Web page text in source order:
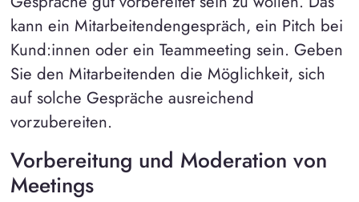
kann ein Mitarbeitendengespräch, ein Pitch bei
Kund:innen oder ein Teammeeting sein. Geben
Sie den Mitarbeitenden die Möglichkeit, sich
auf solche Gespräche ausreichend
vorzubereiten.
Vorbereitung und Moderation von
Meetings